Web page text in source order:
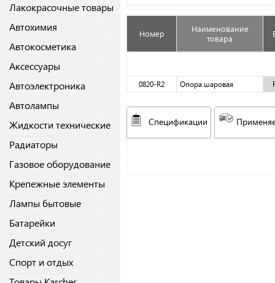
Лакокрасочные товары
Автохимия
Автокосметика
Аксессуары
Автоэлектроника
Автолампы
Жидкости технические
Радиаторы
Газовое оборудование
Крепежные элементы
Лампы бытовые
Батарейки
Детский досуг
Спорт и отдых
Номер
Наименование
товара
0820-R2 Опора шаровая
Спецификации